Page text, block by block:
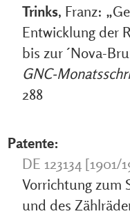
Trinks, Franz:
Entwicklung der
bis zur ´Nova-
GNC-
288
Patente:
DE 123134 [1901/
Vorrichtung zum
und des